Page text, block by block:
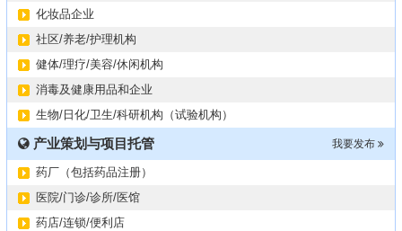
化妆品企业
社区/养老/护理机构
健体/理疗/美容/休闲机构
消毒及健康用品和企业
生物/日化/卫生/科研机构（试验机构）
我要发布
产业策划与项目托管
药厂（包括药品注册）
医院/门诊/诊所/医馆
药店/连锁/便利店